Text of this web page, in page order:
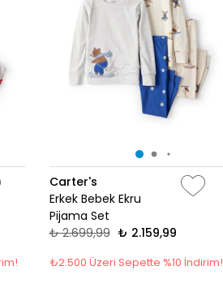
Carter's
Erkek Bebek Ekru
Pijama Set
₺ 2.699,99 ₺ 2.159,99
₺2.500 Üzeri Sepette %10 İndirim!